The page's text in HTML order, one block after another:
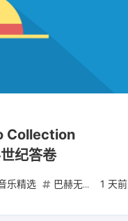
Collection
纪答卷
1 天前
乐精选 巴赫无伴奏组曲